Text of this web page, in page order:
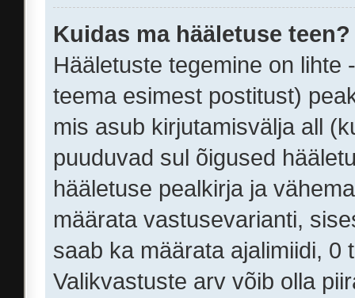
Kuidas ma hääletuse teen?
Hääletuste tegemine on lihte
teema esimest postitust)
mis asub kirjutamisvälja all
puuduvad sul õigused
hääletuse pealkirja ja
määrata vastusevarianti,
saab ka määrata ajalimiidi, 0
Valikvastuste arv võib olla